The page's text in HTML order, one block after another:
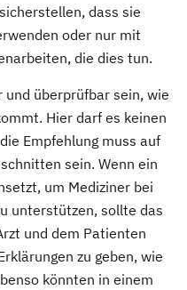
dass sie
oder nur mit
die dies tun.
und überprüfbar sein, wie
Hier darf es keinen
Empfehlung muss auf
sein. Wenn ein
um Mediziner bei
unterstützen, sollte das
und dem Patienten
zu geben, wie
könnten in einem